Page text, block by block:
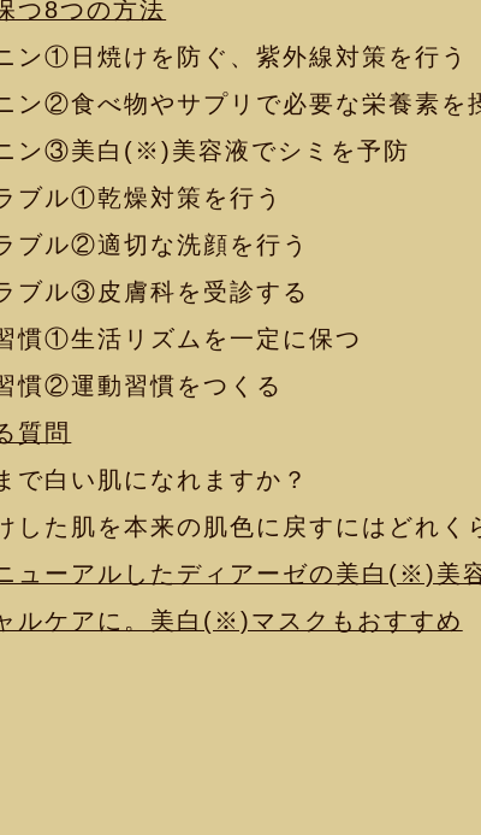
つ8つの方法
ン①日焼けを防ぐ、紫外線対策を行う
ン②食べ物やサプリで必要な栄養素を
ン③美白(※)美容液でシミを予防
ブル①乾燥対策を行う
ブル②適切な洗顔を行う
ブル③皮膚科を受診する
慣①生活リズムを一定に保つ
慣②運動習慣をつくる
質問
で白い肌になれますか？
した肌を本来の肌色に戻すにはどれく
ューアルしたディアーゼの美白(※)美
ルケアに。美白(※)マスクもおすすめ